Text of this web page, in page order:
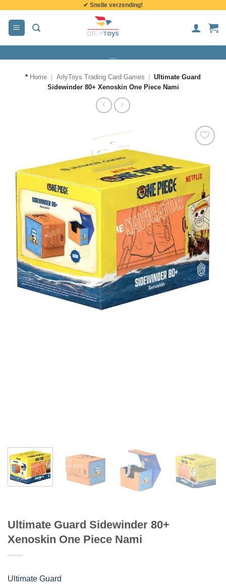
inhoud
✔ Snelle verzending!
* Home ArlyToys Trading Card Games
Ultimate Guard
Sidewinder 80+ Xenoskin One Piece Nami
Ultimate Guard Sidewinder 80+
Xenoskin One Piece Nami
Ultimate Guard